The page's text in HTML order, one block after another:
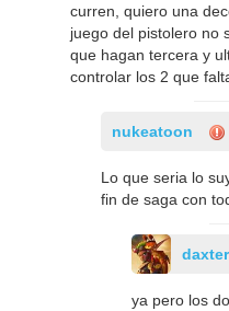
curren, quiero una
juego del pistolero no
que hagan tercera y
controlar los 2 que
nukeatoon
Lo que seria lo
fin de saga con
ya pero los